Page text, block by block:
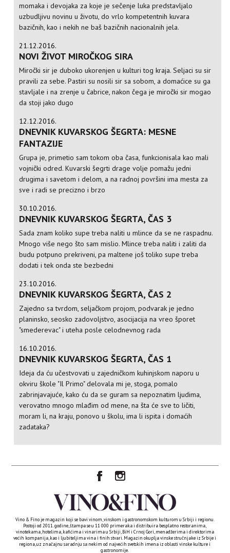
momaka i devojaka za koje je sečenje luka predstavljalo
uzbudljivu novinu u životu, do vrlo kompetentnih kuvara
bazičnih, kao i nekih ne baš bazičnih nacionalnih jela.
21.12.2016.
NOVI ŽIVOT MIROČKOG SIRA
Miročki sir je duboko ukorenjen u kulturi tog kraja. Seljaci su sir
pravili za sebe. Pastiri su nosili sir sa sobom, a domaćice su ga
stavljale i na zrenje u čabrice, nakon čega je miročki sir mogao
da stoji jako dugo
12.12.2016.
DNEVNIK KUVARSKOG ŠEGRTA: MESNE
FANTAZIJE
Grupa je, primetio sam tokom oba časa, funkcionisala kao mali
vojnički odred. Kuvarski šegrti drage volje pomažu jedni
drugima i savetom i delom, a na radnoj površini ima mesta za
sve i radi se precizno i brzo
30.10.2016.
DNEVNIK KUVARSKOG ŠEGRTA, ČAS 3
Sada znam koliko supe treba naliti u mlince da se ne raspadnu.
Mnogo više nego što sam mislio. Mlince treba naliti i zaliti da
budu potpuno prekriveni, pa maltene još toliko supe treba
dodati i tek onda ste bezbedni
23.10.2016.
DNEVNIK KUVARSKOG ŠEGRTA, ČAS 2
Zajedno sa tvrdom, seljačkom projom, podvarak je jedno
planinsko, seosko zadovoljstvo, asocijacija na vreo šporet
"smederevac" i uteha posle celodnevnog rada
16.10.2016.
DNEVNIK KUVARSKOG ŠEGRTA, ČAS 1
Ideja da ću učestvovati u zajedničkom kuhinjskom naporu u
okviru škole "Il Primo" delovala mi je, stoga, pomalo
zabrinjavajuće, kako ću da se guram sa nepoznatim ljudima,
verovatno mnogo mlađim od mene, na šta će sve to ličiti,
moram li, na kraju, ponovo u školu, ima li ispita i domaćih
zadataka?
Vino & Fino je magazin koji se bavi vinom, vinskom i gastronomskom kulturom u Srbiji i regionu.
Postoji od 2011. godine, štampa se u 11 000 primeraka i distribuira besplatno restoranima,
vinotekama, hotelima, kafićima i vinarima u Srbiji, BiH i Crnoj Gori, menadžerima i direktorima
većih kompanija, kao i ljubiteljima vina i finih stvari. Magazin okuplja vinske stručnjake iz Srbije i
regiona, uz značajnu saradnju sa nekim od najvećih svetskih imena iz oblasti vinske kulture i
gastronomije.